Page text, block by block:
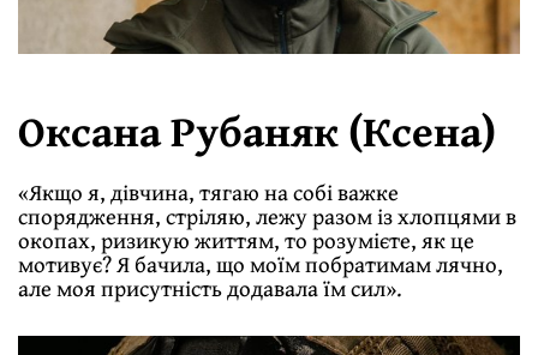
Оксана Рубаняк (Ксена)
«Якщо я, дівчина, тягаю на собі важке
спорядження, стріляю, лежу разом із хлопцями в
окопах, ризикую життям, то розумієте, як це
мотивує? Я бачила, що моїм побратимам лячно,
але моя присутність додавала їм сил».